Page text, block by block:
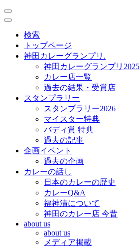
toggle
navigation
toggle
navigation
検索
トップページ
神田カレーグランプリ.
神田カレーグランプリ2025
カレー店一覧
過去の結果・受賞店
スタンプラリー
スタンプラリー2026
マイスター特典
バディ賞 特典
過去の記事
企画イベント
過去の企画
カレーの話し
日本のカレーの歴史
カレーQ&A
福神漬について
神田のカレー店 今昔
about us
about us
メディア掲載